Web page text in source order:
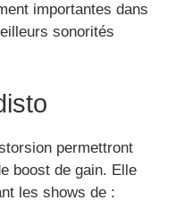
importantes dans
sonorités
permettront
boost de gain. Elle
les shows de :